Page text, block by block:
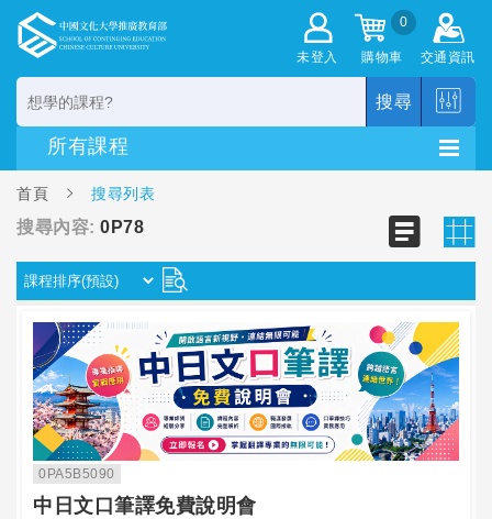
未登入
0
購物車 交通資訊
搜尋
首頁 搜尋列表
搜尋內容: 0P78
0PA5B5090
中日文口筆譯免費說明會